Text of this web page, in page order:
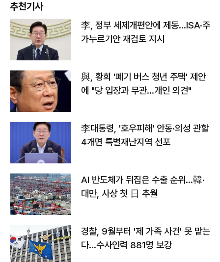
추천기사
李, 정부 세제개편안에 제동…ISA·주
가누르기안 재검토 지시
與, 황희 '폐기 버스 청년 주택' 제안
에 "당 입장과 무관…개인 의견"
李대통령, '호우피해' 안동·의성 관할
4개면 특별재난지역 선포
AI 반도체가 뒤집은 수출 순위…韓·
대만, 사상 첫 日 추월
경찰, 9월부터 '제 가족 사건' 못 맡는
다…수사인력 881명 보강